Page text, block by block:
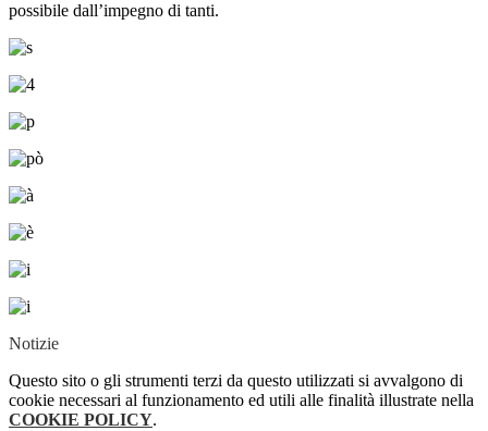
possibile dall’impegno di tanti.
Notizie
Questo sito o gli strumenti terzi da questo utilizzati si avvalgono di
cookie necessari al funzionamento ed utili alle finalità illustrate nella
COOKIE POLICY.